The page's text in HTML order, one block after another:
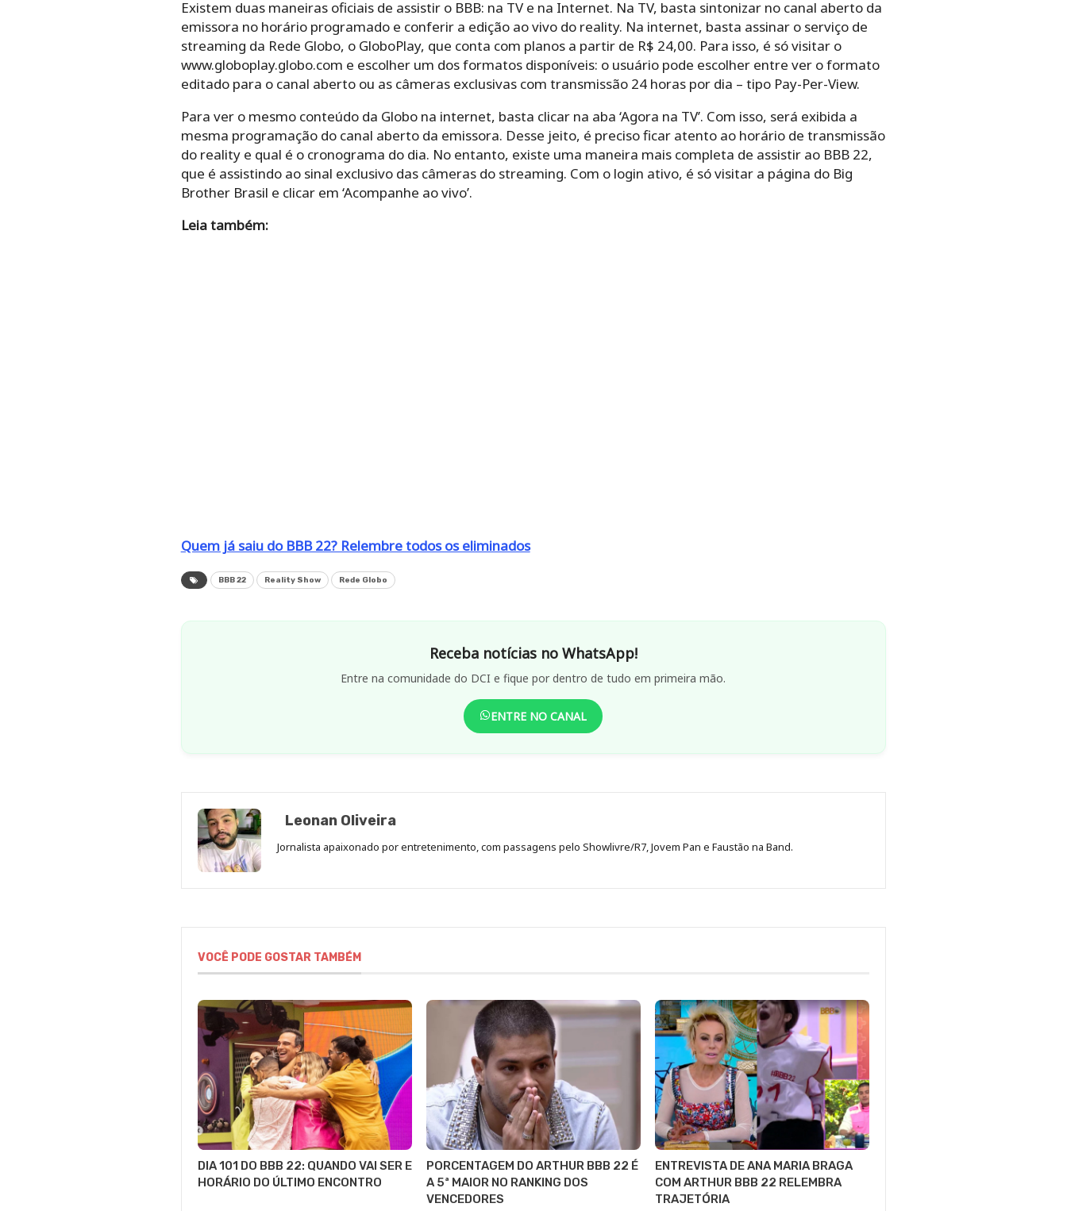
Existem duas maneiras oficiais de assistir o BBB: na TV e na Internet. Na TV, basta sintonizar no canal aberto da
emissora no horário programado e conferir a edição ao vivo do reality. Na internet, basta assinar o serviço de
streaming da Rede Globo, o GloboPlay, que conta com planos a partir de R$ 24,00. Para isso, é só visitar o
www.globoplay.globo.com e escolher um dos formatos disponíveis: o usuário pode escolher entre ver o formato
editado para o canal aberto ou as câmeras exclusivas com transmissão 24 horas por dia – tipo Pay-Per-View.
Para ver o mesmo conteúdo da Globo na internet, basta clicar na aba ‘Agora na TV’. Com isso, será exibida a
mesma programação do canal aberto da emissora. Desse jeito, é preciso ficar atento ao horário de transmissão
do reality e qual é o cronograma do dia. No entanto, existe uma maneira mais completa de assistir ao BBB 22,
que é assistindo ao sinal exclusivo das câmeras do streaming. Com o login ativo, é só visitar a página do Big
Brother Brasil e clicar em ‘Acompanhe ao vivo’.
Leia também:
Quem já saiu do BBB 22? Relembre todos os eliminados
BBB 22 Reality Show Rede Globo
Receba notícias no WhatsApp!
Entre na comunidade do DCI e fique por dentro de tudo em primeira mão.
ENTRE NO CANAL
Leonan Oliveira
Jornalista apaixonado por entretenimento, com passagens pelo Showlivre/R7, Jovem Pan e Faustão na Band.
VOCÊ PODE GOSTAR TAMBÉM
DIA 101 DO BBB 22: QUANDO VAI SER E
HORÁRIO DO ÚLTIMO ENCONTRO
PORCENTAGEM DO ARTHUR BBB 22 É
A 5ª MAIOR NO RANKING DOS
VENCEDORES
ENTREVISTA DE ANA MARIA BRAGA
COM ARTHUR BBB 22 RELEMBRA
TRAJETÓRIA